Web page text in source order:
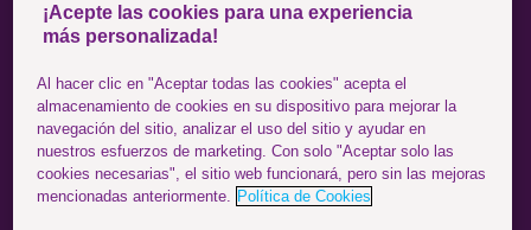
SÍGUENOS
Facebook
Instagram
YouTube
¡Acepte las cookies para una experiencia
más personalizada!
Al hacer clic en "Aceptar todas las cookies" acepta el
almacenamiento de cookies en su dispositivo para mejorar la
navegación del sitio, analizar el uso del sitio y ayudar en
nuestros esfuerzos de marketing. Con solo "Aceptar solo las
cookies necesarias", el sitio web funcionará, pero sin las mejoras
mencionadas anteriormente.
Política de Cookies